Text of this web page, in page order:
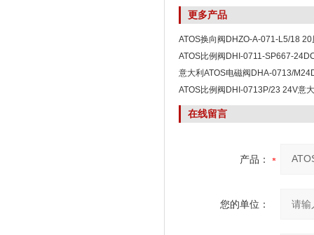
更多产品
ATOS换向阀DHZO-A-071-L5/18 20
ATOS比例阀DHI-0711-SP667-
意大利ATOS电磁阀DHA-0713/
ATOS比例阀DHI-0713P/23 24V意
在线留言
产品：
您的单位：